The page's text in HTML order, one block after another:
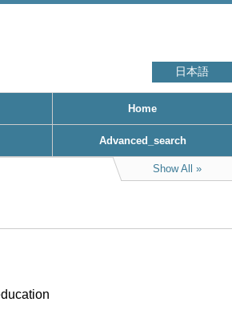
日本語
Home
Advanced_search
Show All